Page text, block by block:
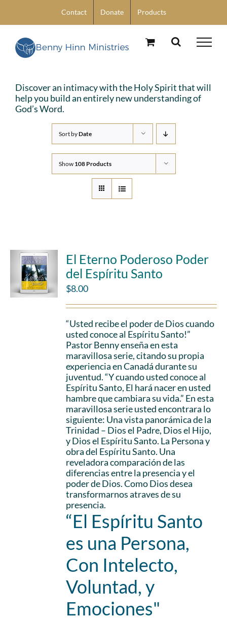
content
Contact Donate Products
Discover an intimacy with the Holy Spirit that will
help you build an entirely new understanding of
God’s Word.
Sort byDate
Show 108 Products
El Eterno Poderoso Poder
del Espíritu Santo
$8.00
“Usted recibe el poder de Dios cuando
usted conoce al Espíritu Santo!”
Pastor Benny enseña en esta
maravillosa serie, citando su propia
experiencia en Canadá durante su
juventud. “Y cuando usted conoce al
Espíritu Santo, El hará nacer en usted
hambre que cambiara su vida.” En esta
maravillosa serie usted encontrara lo
siguiente: Una vista panorámica de la
Trinidad – Dios el Padre, Dios el Hijo,
y Dios el Espíritu Santo. La Persona y
obra del Espíritu Santo. Una
reveladora comparación de las
diferencias entre la presencia y el
poder de Dios. Como Dios desea
transformarnos atraves de su
presencia.
“El Espíritu Santo
es una Persona,
Con Intelecto,
Voluntad, y
Emociones"